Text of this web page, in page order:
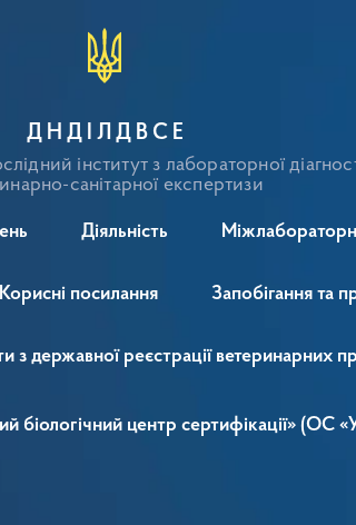
ДНДІЛДВСЕ
інститут з лабораторної
санітарної експертизи
Діяльність
Корисні посилання Запобігання та
з державної реєстрації ветеринарних
біологічний центр сертифікації» (ОС